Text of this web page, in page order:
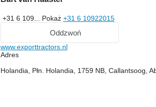
+31 6 109... Pokaż +31 6 10922015
Oddzwoń
www.exporttractors.nl
Adres
Holandia, Płn. Holandia, 1759 NB, Callantsoog,